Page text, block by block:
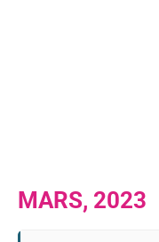
MARS, 2023